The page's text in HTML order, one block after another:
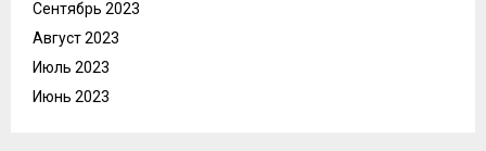
Сентябрь 2023
Август 2023
Июль 2023
Июнь 2023